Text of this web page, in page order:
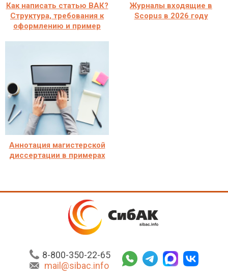
Как написать статью ВАК?
Структура, требования к
оформлению и пример
Журналы входящие в
Scopus в 2026 году
Аннотация магистерской
диссертации в примерах
8-800-350-22-65
mail@sibac.info